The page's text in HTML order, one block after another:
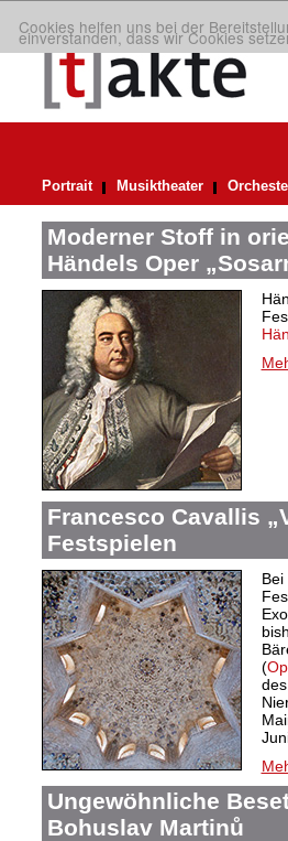
Cookies helfen uns bei der
einverstanden, dass wir Cookies
Portrait Musiktheater
Moderner Stoff in
Händels Oper
Francesco Cavallis
Festspielen
(
Ungewöhnliche
Bohuslav Martinů